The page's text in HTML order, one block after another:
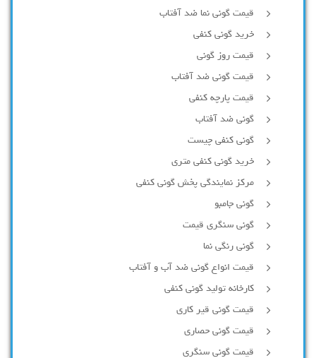
قیمت گونی نما ضد آفتاب
خرید گونی کنفی
قیمت روز گونی
قیمت گونی ضد آفتاب
قیمت پارچه کنفی
گونی ضد آفتاب
گونی کنفی چیست
خرید گونی کنفی متری
مرکز نمایندگی پخش گونی کنفی
گونی جامبو
گونی سنگری قیمت
گونی رنگی نما
قیمت انواع گونی ضد آب و آفتاب
کارخانه تولید گونی کنفی
قیمت گونی قیر کاری
قیمت گونی حصاری
قیمت گونی سنگری